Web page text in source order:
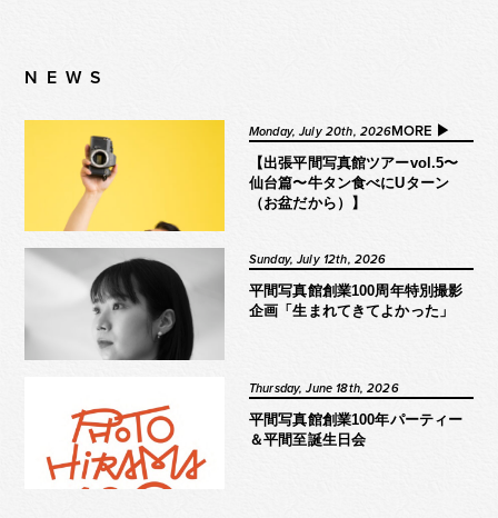
NEWS
MORE ▶︎
Monday, July 20th, 2026
【出張平間写真館ツアーvol.5〜
仙台篇〜牛タン食べにUターン
（お盆だから）】
Sunday, July 12th, 2026
平間写真館創業100周年特別撮影
企画「生まれてきてよかった」
Thursday, June 18th, 2026
平間写真館創業100年パーティー
＆平間至誕生日会